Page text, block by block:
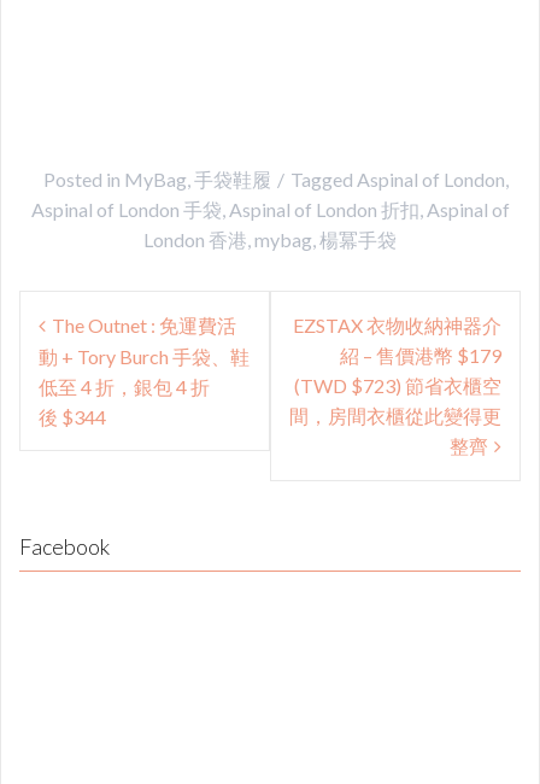
Posted in MyBag,手袋鞋履 Tagged Aspinal of London,
Aspinal of London 手袋, Aspinal of London 折扣, Aspinal of
London 香港,mybag,楊冪手袋
Post
navigation
The Outnet : 免運費活
動 + Tory Burch 手袋、鞋
低至 4 折，銀包 4 折
後 $344
EZSTAX 衣物收納神器介
紹 – 售價港幣 $179
(TWD $723) 節省衣櫃空
間，房間衣櫃從此變得更
整齊
Facebook